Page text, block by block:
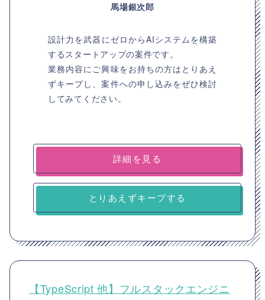
馬場銀次郎
設計力を武器にゼロからAIシステムを構築
するスタートアップの案件です。
業務内容にご興味をお持ちの方はとりあえ
ずキープし、案件への申し込みをぜひ検討
してみてください。
詳細を見る
とりあえずキープする
【TypeScript 他】フルスタックエンジニ